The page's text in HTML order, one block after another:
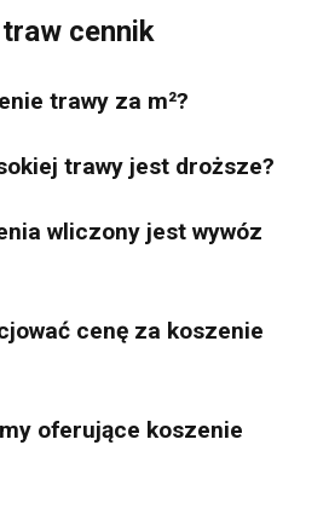
cennik
trawy za m²?
trawy jest droższe?
wliczony jest wywóz
cenę za koszenie
oferujące koszenie